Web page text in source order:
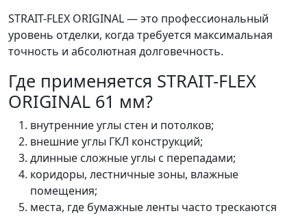
STRAIT-FLEX ORIGINAL — это профессиональный
уровень отделки, когда требуется максимальная
точность и абсолютная долговечность.
Где применяется STRAIT-FLEX
ORIGINAL 61 мм?
внутренние углы стен и потолков;
внешние углы ГКЛ конструкций;
длинные сложные углы с перепадами;
коридоры, лестничные зоны, влажные
помещения;
места, где бумажные ленты часто трескаются